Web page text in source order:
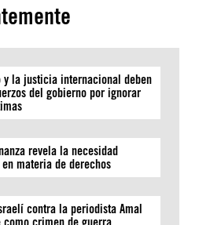
y la justicia internacional deben
del gobierno por ignorar
revela la necesidad
materia de derechos
contra la periodista Amal